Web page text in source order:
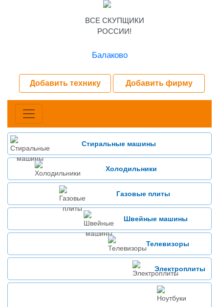
ВСЕ СКУПЩИКИ
РОССИИ!
Балаково
Добавить технику Добавить фирму
Стиральные машины
Холодильники
Газовые плиты
Швейные машины
Телевизоры
Электроплиты